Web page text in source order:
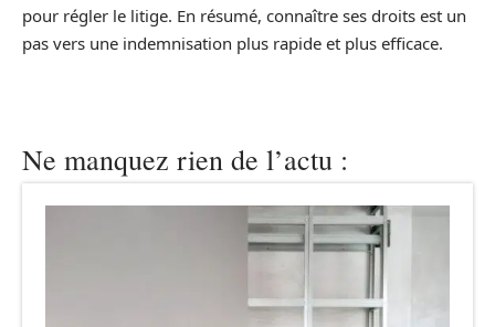
pour régler le litige. En résumé, connaître ses droits est un
pas vers une indemnisation plus rapide et plus efficace.
Ne manquez rien de l’actu :